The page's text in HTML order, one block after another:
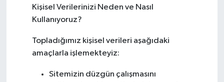
Kişisel Verilerinizi Neden ve Nasıl
Kullanıyoruz?
Topladığımız kişisel verileri aşağıdaki
amaçlarla işlemekteyiz:
Sitemizin düzgün çalışmasını